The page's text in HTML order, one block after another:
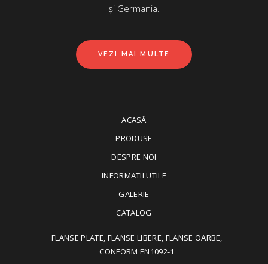
și Germania.
VEZI MAI MULTE
ACASĂ
PRODUSE
DESPRE NOI
INFORMATII UTILE
GALERIE
CATALOG
FLANSE PLATE, FLANSE LIBERE, FLANSE OARBE,
CONFORM EN1092-1